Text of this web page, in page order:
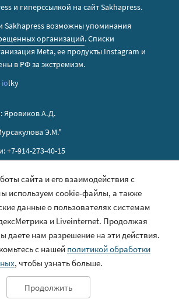
и гиперссылкой на сайт Sakhapress.
Sakhapress возможны упоминания
организаций. Списки
Metа, ее продукты Instagram и
в РФ за экстремизм.
iolky
Яровиков А.Д.
Э.М."
+7-914-273-40-15
персональных данных
сайта и его взаимодействия с
используем cookie-файлы, а также
данные о пользователях системам
и Liveinternet. Продолжая
даете нам разрешение на эти действия.
с нашей политикой обработки
, чтобы узнать больше.
Продолжить